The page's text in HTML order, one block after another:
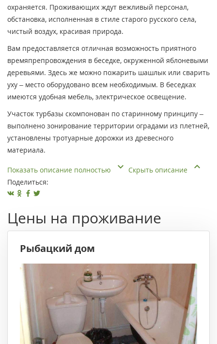
охраняется. Проживающих ждут вежливый персонал,
обстановка, исполненная в стиле старого русского села,
чистый воздух, красивая природа.
Вам предоставляется отличная возможность приятного
времяпрепровождения в беседке, окруженной яблоневыми
деревьями. Здесь же можно пожарить шашлык или сварить
уху – место оборудовано всем необходимым. В беседках
имеются удобная мебель, электрическое освещение.
Участок турбазы скомпонован по старинному принципу –
выполнено зонирование территории оградами из плетней,
установлены тротуарные дорожки из древесного
материала.
Показать описание полностью
Скрыть описание
Поделиться:
Цены на проживание
Рыбацкий дом